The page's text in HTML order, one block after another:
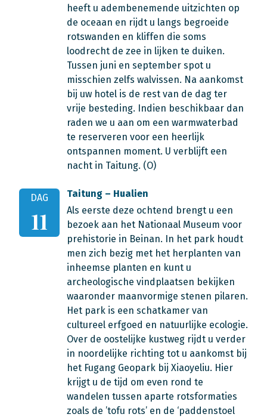
heeft u adembenemende uitzichten op
de oceaan en rijdt u langs begroeide
rotswanden en kliffen die soms
loodrecht de zee in lijken te duiken.
Tussen juni en september spot u
misschien zelfs walvissen. Na aankomst
bij uw hotel is de rest van de dag ter
vrije besteding. Indien beschikbaar dan
raden we u aan om een warmwaterbad
te reserveren voor een heerlijk
ontspannen moment. U verblijft een
nacht in Taitung. (O)
DAG
11
Taitung – Hualien
Als eerste deze ochtend brengt u een
bezoek aan het Nationaal Museum voor
prehistorie in Beinan. In het park houdt
men zich bezig met het herplanten van
inheemse planten en kunt u
archeologische vindplaatsen bekijken
waaronder maanvormige stenen pilaren.
Het park is een schatkamer van
cultureel erfgoed en natuurlijke ecologie.
Over de oostelijke kustweg rijdt u verder
in noordelijke richting tot u aankomst bij
het Fugang Geopark bij Xiaoyeliu. Hier
krijgt u de tijd om even rond te
wandelen tussen aparte rotsformaties
zoals de ’tofu rots’ en de ‘paddenstoel